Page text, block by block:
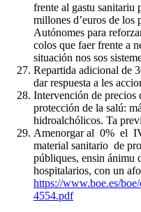
frente al gastu
millones d’euros de los
Autónomes para
colos que faer frente a
situación nos sos
Repartida adicional de
dar respuesta a les
Intervención de precios
protección de la salú:
hidroalchólicos. Ta
Amenorgar al 0% el
material sanitario de
públiques, ensin ánimu
hospitalarios, con un
https://www.boe.es/
4554.pdf